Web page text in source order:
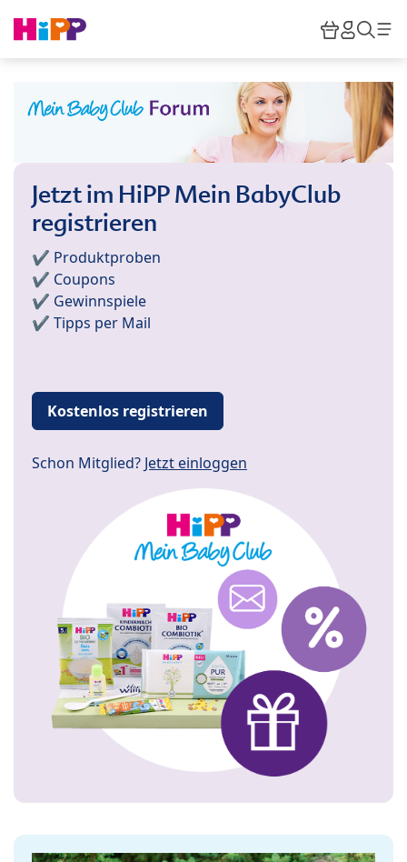
HiPP
Jetzt im HiPP Mein BabyClub
registrieren
✔️ Produktproben
✔️ Coupons
✔️ Gewinnspiele
✔️ Tipps per Mail
Kostenlos registrieren
Schon Mitglied? Jetzt einloggen